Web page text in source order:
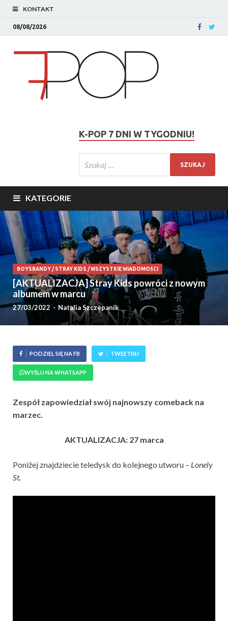
KONTAKT
08/08/2026
K-POP 7 DNI W TYGODNIU!
KATEGORIE
BOYSBANDY/STRAY KIDS /WSZYSTKIE WIADOMOŚCI
[AKTUALIZACJA] Stray Kids powróci z nowym
albumem w marcu
27/03/2022 - Natalia Szczepanik
PODZIEL SIĘ NA FB TWEETNIJ
WYŚLIJ NA WHATSAPP
Zespół zapowiedział swój najnowszy comeback na
marzec.
AKTUALIZACJA: 27 marca
Poniżej znajdziecie teledysk do kolejnego utworu – Lonely
St.